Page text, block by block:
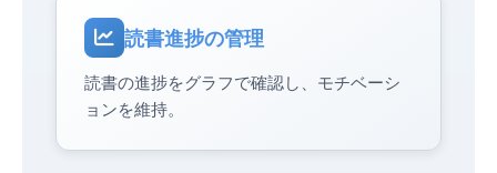
読書進捗の管理
読書の進捗をグラフで確認し、モチベーシ
ョンを維持。